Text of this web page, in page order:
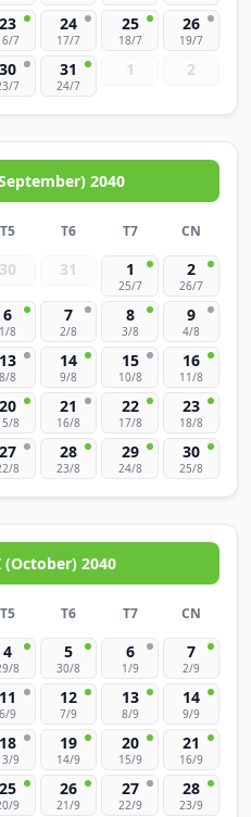
23
7
24
17/7
25
18/7
26
19/7
30
7
31
24/7
1 2
2040
T5 T6 T7 CN
30 31 1
25/7
2
26/7
6
1/8
7
2/8
8
3/8
9
4/8
13
8/8
14
9/8
15
10/8
16
11/8
20
8
21
16/8
22
17/8
23
18/8
27
8
28
23/8
29
24/8
30
25/8
2040
T5 T6 T7 CN
4
8
5
30/8
6
1/9
7
2/9
11
6/9
12
7/9
13
8/9
14
9/9
18
9
19
14/9
20
15/9
21
16/9
25
9
26
21/9
27
22/9
28
23/9